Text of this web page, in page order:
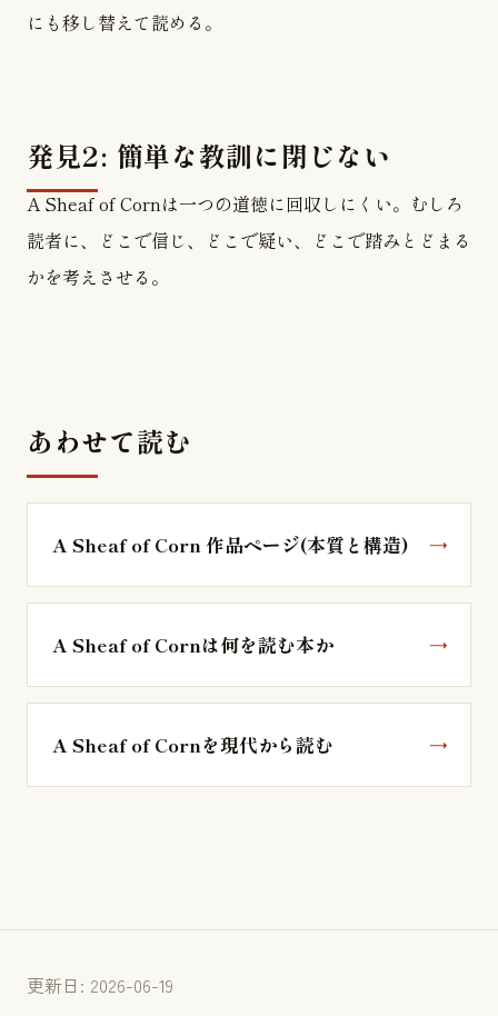
にも移し替えて読める。
発見2: 簡単な教訓に閉じない
A Sheaf of Cornは一つの道徳に回収しにくい。むしろ
読者に、どこで信じ、どこで疑い、どこで踏みとどまる
かを考えさせる。
あわせて読む
A Sheaf of Corn 作品ページ(本質と構造)
A Sheaf of Cornは何を読む本か
A Sheaf of Cornを現代から読む
更新日: 2026-06-19